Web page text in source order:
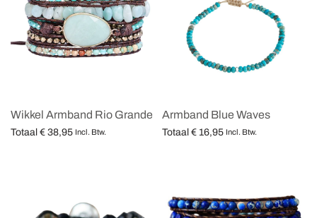
Wikkel Armband Rio Grande
Totaal € 38,95 Incl. Btw.
Armband Blue Waves
Totaal € 16,95 Incl. Btw.